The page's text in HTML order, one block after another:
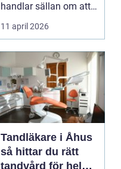
handlar sällan om att
vara svag....
11 april 2026
Tandläkare i Åhus
så hittar du rätt
tandvård för hela